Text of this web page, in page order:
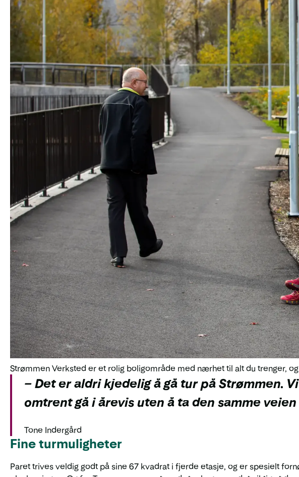
Strømmen Verksted er et rolig boligområde med nærhet til alt du trenger,
– Det er aldri kjedelig å gå tur på Strømmen.
omtrent gå i årevis uten å ta den samme veien
Tone Indergård
Fine turmuligheter
Paret trives veldig godt på sine 67 kvadrat i fjerde etasje, og er spesielt